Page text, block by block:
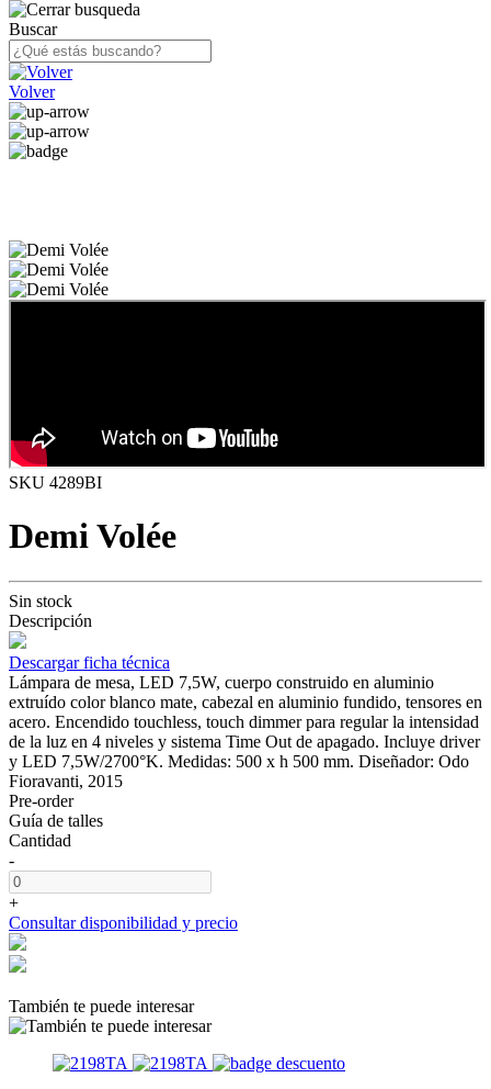
Buscar
Volver
SKU 4289BI
Demi Volée
Sin stock
Descripción
Descargar ficha técnica
Lámpara de mesa, LED 7,5W, cuerpo construido en aluminio
extruído color blanco mate, cabezal en aluminio fundido, tensores en
acero. Encendido touchless, touch dimmer para regular la intensidad
de la luz en 4 niveles y sistema Time Out de apagado. Incluye driver
y LED 7,5W/2700°K. Medidas: 500 x h 500 mm. Diseñador: Odo
Fioravanti, 2015
Pre-order
Guía de talles
Cantidad
-
+
Consultar disponibilidad y precio
También te puede interesar